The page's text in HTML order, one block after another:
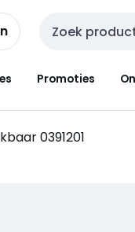
Zoekveld invoer
Promoties
0391201